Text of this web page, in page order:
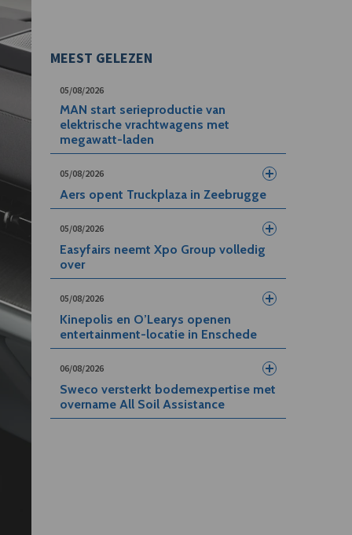
MEEST GELEZEN
05/08/2026
MAN start serieproductie van
elektrische vrachtwagens met
megawatt-laden
05/08/2026
Aers opent Truckplaza in Zeebrugge
05/08/2026
Easyfairs neemt Xpo Group volledig
over
05/08/2026
Kinepolis en O’Learys openen
entertainment-locatie in Enschede
06/08/2026
Sweco versterkt bodemexpertise met
overname All Soil Assistance